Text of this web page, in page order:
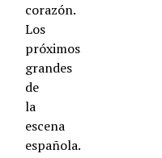
corazón.
Los
próximos
grandes
de
la
escena
española.